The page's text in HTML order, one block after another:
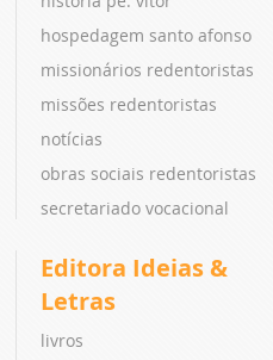
hospedagem santo afonso
missionários redentoristas
missões redentoristas
notícias
obras sociais redentoristas
secretariado vocacional
Editora Ideias &
Letras
livros